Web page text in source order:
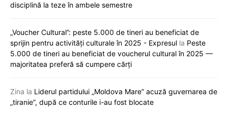
disciplină la teze în ambele semestre
„Voucher Cultural”: peste 5.000 de tineri au beneficiat de
sprijin pentru activități culturale în 2025 - Expresul la Peste
5.000 de tineri au beneficiat de voucherul cultural în 2025 —
majoritatea preferă să cumpere cărți
Zina la Liderul partidului „Moldova Mare” acuză guvernarea de
„tiranie”, după ce conturile i-au fost blocate